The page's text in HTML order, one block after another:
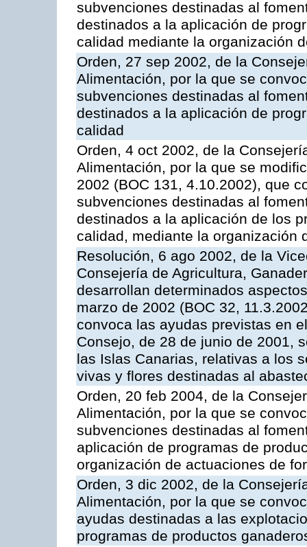
subvenciones destinadas al
destinados a la aplicación de
calidad mediante la organización
Orden, 27 sep 2002, de la
Alimentación, por la que se
subvenciones destinadas al
destinados a la aplicación de
calidad
Orden, 4 oct 2002, de la
Alimentación, por la que se
2002 (BOC 131, 4.10.2002), que
subvenciones destinadas al
destinados a la aplicación de los
calidad, mediante la organización
Resolución, 6 ago 2002, de la
Consejería de Agricultura,
desarrollan determinados
marzo de 2002 (BOC 32,
convoca las ayudas previstas en
Consejo, de 28 de junio de 2001,
las Islas Canarias, relativas a los
vivas y flores destinadas al
Orden, 20 feb 2004, de la
Alimentación, por la que se
subvenciones destinadas al
aplicación de programas de
organización de actuaciones de
Orden, 3 dic 2002, de la
Alimentación, por la que se
ayudas destinadas a las
programas de productos